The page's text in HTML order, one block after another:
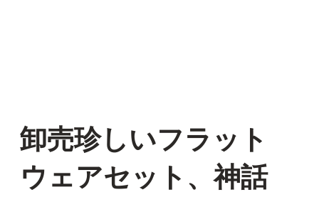
卸売珍しいフラット
ウェアセット、神話